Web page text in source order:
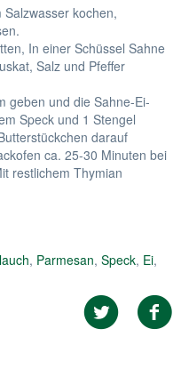
kochen,
In einer Schüssel Sahne
Salz und Pfeffer
geben und die Sahne-Ei-
Speck und 1 Stengel
darauf
ca. 25-30 Minuten bei
restlichem Thymian
, Parmesan, Speck, Ei,